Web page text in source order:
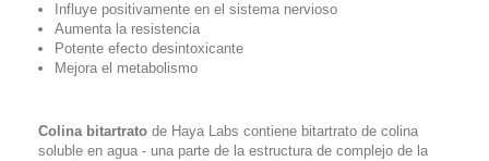
Influye positivamente en el sistema nervioso
Aumenta la resistencia
Potente efecto desintoxicante
Mejora el metabolismo
Colina bitartrato de Haya Labs contiene bitartrato de colina
soluble en agua - una parte de la estructura de complejo de la